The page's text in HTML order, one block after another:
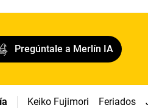
Pregúntale a Merlín IA
Keiko Fujimori Feriados